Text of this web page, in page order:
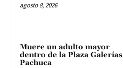
agosto 8, 2026
Muere un adulto mayor
dentro de la Plaza Galerías
Pachuca